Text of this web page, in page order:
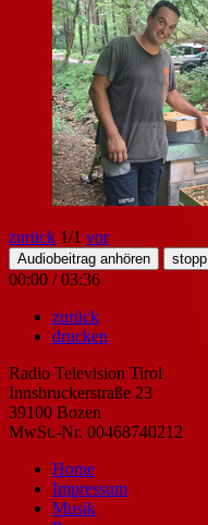
zurück 1/1 vor
Audiobeitrag anhören stopp
00:00 /03:36
zurück
drucken
Radio Television Tirol
Innsbruckerstraße 23
39100 Bozen
MwSt.-Nr. 00468740212
Home
Impressum
Musik